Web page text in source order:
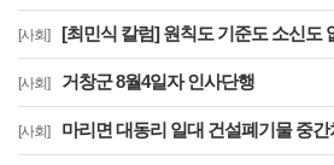
[사회] [최민식 칼럼] 원칙도 기준도 소신도 없는 민선 9기
[사회] 거창군 8월4일자 인사단행
[사회] 마리면 대동리 일대 건설폐기물 중간처리장 추